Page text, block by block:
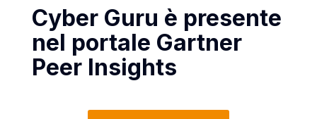
Cyber Guru è presente
nel portale Gartner
Peer Insights